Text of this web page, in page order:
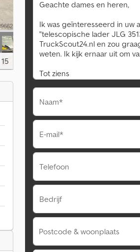
15
Naam*
E-mail*
Telefoon
Bedrijf
Postcode & woonplaats